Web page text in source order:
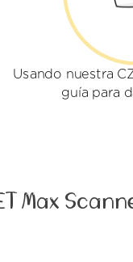
Usando nuestra
guía para
Max